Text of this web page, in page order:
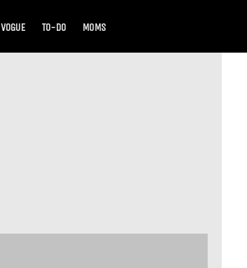
VOGUE TO-DO MOMS